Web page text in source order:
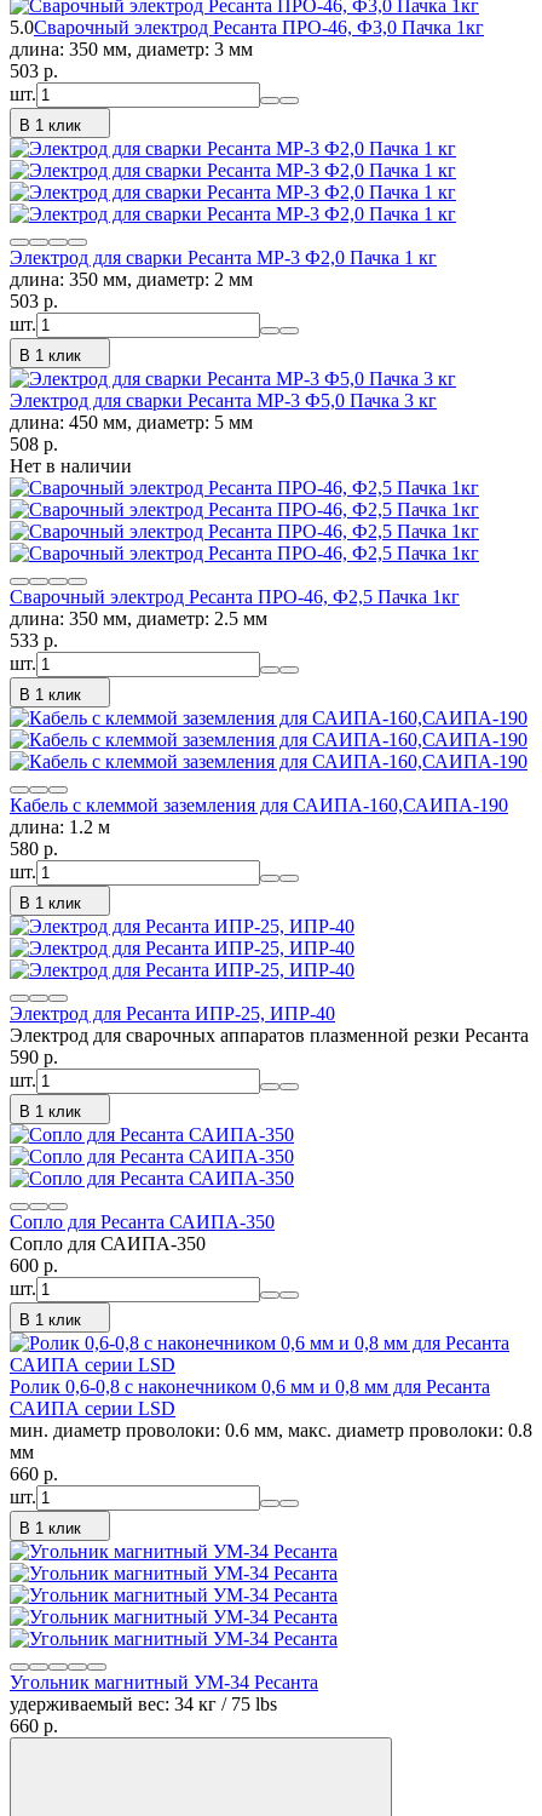
5.0Сварочный электрод Ресанта ПРО-46, Ф3,0 Пачка 1кг
длина: 350 мм, диаметр: 3 мм
503 p.
шт.
В 1 клик
Электрод для сварки Ресанта МР-3 Ф2,0 Пачка 1 кг
длина: 350 мм, диаметр: 2 мм
503 p.
шт.
В 1 клик
Электрод для сварки Ресанта МР-3 Ф5,0 Пачка 3 кг
длина: 450 мм, диаметр: 5 мм
508 p.
Нет в наличии
Сварочный электрод Ресанта ПРО-46, Ф2,5 Пачка 1кг
длина: 350 мм, диаметр: 2.5 мм
533 p.
шт.
В 1 клик
Кабель с клеммой заземления для САИПА-160,САИПА-190
длина: 1.2 м
580 p.
шт.
В 1 клик
Электрод для Ресанта ИПР-25, ИПР-40
Электрод для сварочных аппаратов плазменной резки Ресанта
590 p.
шт.
В 1 клик
Сопло для Ресанта САИПА-350
Сопло для САИПА-350
600 p.
шт.
В 1 клик
Ролик 0,6-0,8 с наконечником 0,6 мм и 0,8 мм для Ресанта
САИПА серии LSD
мин. диаметр проволоки: 0.6 мм, макс. диаметр проволоки: 0.8
мм
660 p.
шт.
В 1 клик
Угольник магнитный УМ-34 Ресанта
удерживаемый вес: 34 кг / 75 lbs
660 p.